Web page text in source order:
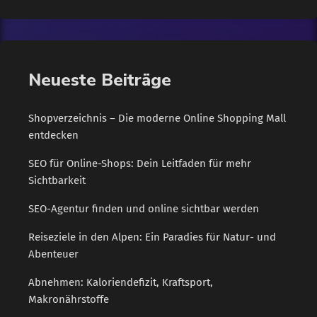
Fällen bewährt sich ein […]
Neueste Beiträge
Shopverzeichnis – Die moderne Online Shopping Mall
entdecken
SEO für Online-Shops: Dein Leitfaden für mehr
Sichtbarkeit
SEO-Agentur finden und online sichtbar werden
Reiseziele in den Alpen: Ein Paradies für Natur- und
Abenteuer
Abnehmen: Kaloriendefizit, Kraftsport,
Makronährstoffe